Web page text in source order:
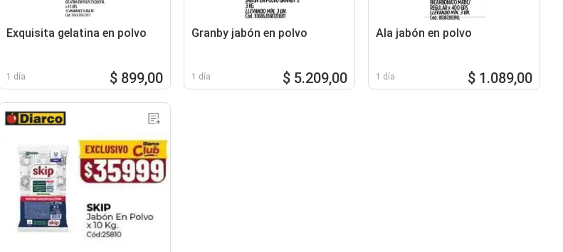
Exquisita gelatina en polvo
1 día $ 899,00
Granby jabón en polvo
1 día $ 5.209,00
Ala jabón en polvo
1 día $ 1.089,00